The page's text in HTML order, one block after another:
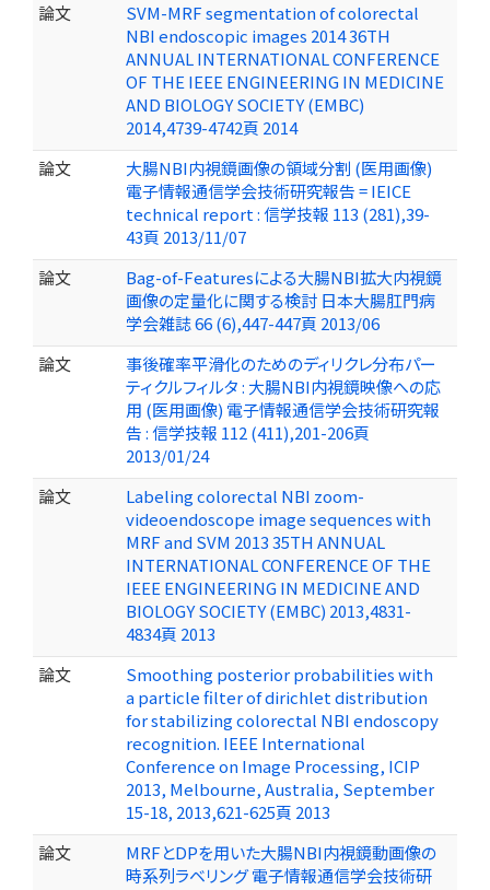
論文
SVM-MRF segmentation of colorectal
NBI endoscopic images 2014 36TH
ANNUAL INTERNATIONAL CONFERENCE
OF THE IEEE ENGINEERING IN MEDICINE
AND BIOLOGY SOCIETY (EMBC)
2014,4739-4742頁 2014
論文
大腸NBI内視鏡画像の領域分割 (医用画像)
電子情報通信学会技術研究報告 = IEICE
technical report : 信学技報 113 (281),39-
43頁 2013/11/07
論文
Bag-of-Featuresによる大腸NBI拡大内視鏡
画像の定量化に関する検討 日本大腸肛門病
学会雑誌 66 (6),447-447頁 2013/06
論文
事後確率平滑化のためのディリクレ分布パー
ティクルフィルタ : 大腸NBI内視鏡映像への応
用 (医用画像) 電子情報通信学会技術研究報
告 : 信学技報 112 (411),201-206頁
2013/01/24
論文
Labeling colorectal NBI zoom-
videoendoscope image sequences with
MRF and SVM 2013 35TH ANNUAL
INTERNATIONAL CONFERENCE OF THE
IEEE ENGINEERING IN MEDICINE AND
BIOLOGY SOCIETY (EMBC) 2013,4831-
4834頁 2013
論文
Smoothing posterior probabilities with
a particle filter of dirichlet distribution
for stabilizing colorectal NBI endoscopy
recognition. IEEE International
Conference on Image Processing, ICIP
2013, Melbourne, Australia, September
15-18, 2013,621-625頁 2013
論文
MRFとDPを用いた大腸NBI内視鏡動画像の
時系列ラベリング 電子情報通信学会技術研